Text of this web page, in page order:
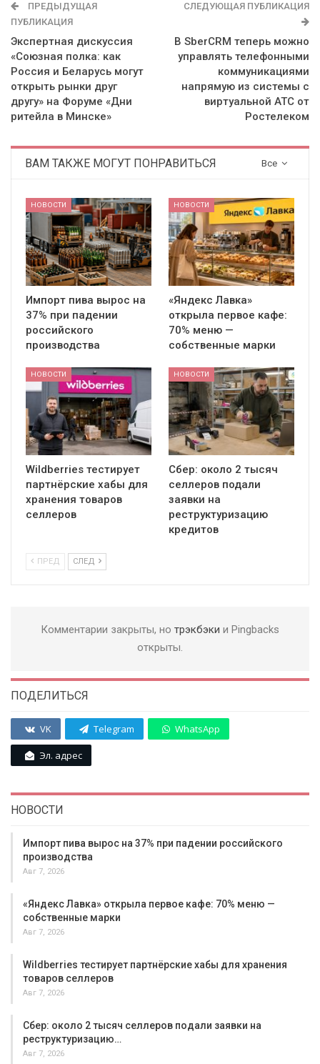
ПРЕДЫДУЩАЯ
ПУБЛИКАЦИЯ
Экспертная дискуссия
«Союзная полка: как
Россия и Беларусь могут
открыть рынки друг
другу» на Форуме «Дни
ритейла в Минске»
СЛЕДУЮЩАЯ ПУБЛИКАЦИЯ
В SberCRM теперь можно
управлять телефонными
коммуникациями
напрямую из системы с
виртуальной АТС от
Ростелеком
Все
ВАМ ТАКЖЕ МОГУТ ПОНРАВИТЬСЯ
НОВОСТИ
Импорт пива вырос на
37% при падении
российского
производства
НОВОСТИ
«Яндекс Лавка»
открыла первое кафе:
70% меню —
собственные марки
НОВОСТИ
Wildberries тестирует
партнёрские хабы для
хранения товаров
селлеров
НОВОСТИ
Сбер: около 2 тысяч
селлеров подали
заявки на
реструктуризацию
кредитов
ПРЕД СЛЕД
Комментарии закрыты, но трэкбэки и Pingbacks
открыты.
ПОДЕЛИТЬСЯ
VK Telegram WhatsApp
Эл. адрес
НОВОСТИ
Импорт пива вырос на 37% при падении российского
производства
Авг 7, 2026
«Яндекс Лавка» открыла первое кафе: 70% меню —
собственные марки
Авг 7, 2026
Wildberries тестирует партнёрские хабы для хранения
товаров селлеров
Авг 7, 2026
Сбер: около 2 тысяч селлеров подали заявки на
реструктуризацию…
Авг 7, 2026